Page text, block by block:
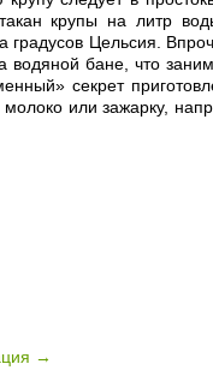
крупы на литр
градусов Цельсия.
бане, что
секрет
или зажарку,
→